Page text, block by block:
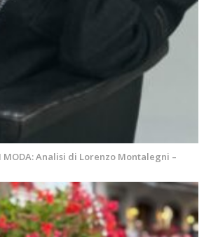
MODA: Analisi di Lorenzo Montalegni –